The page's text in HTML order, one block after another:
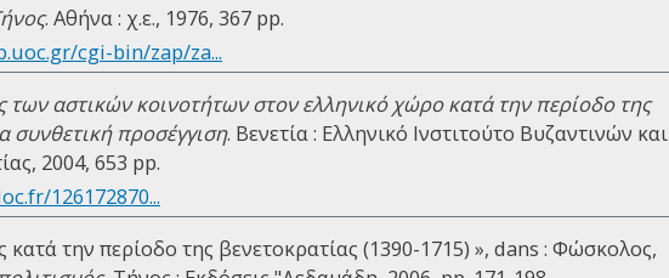
. Αθήνα : χ.ε., 1976, 367 pp.
cgi-bin/zap/za...
αστικών κοινοτήτων στον ελληνικό χώρο κατά την περίοδο της
συνθετική προσέγγιση. Βενετία : Ελληνικό Ινστιτούτο Βυζαντινών και
2004, 653 pp.
126172870...
την περίοδο της βενετοκρατίας (1390-1715) », dans : Φώσκολος,